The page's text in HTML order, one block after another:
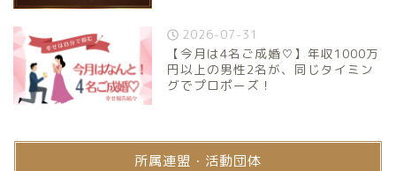
2026-07-31
【今月は4名ご成婚♡】年収1000万
円以上の男性2名が、同じタイミン
グでプロポーズ！
所属連盟・活動団体